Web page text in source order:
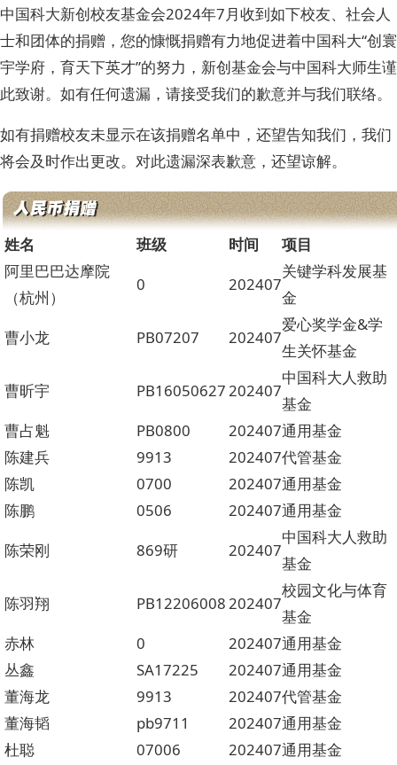
中国科大新创校友基金会2024年7月收到如下校友、社会人
士和团体的捐赠，您的慷慨捐赠有力地促进着中国科大“创寰
宇学府，育天下英才”的努力，新创基金会与中国科大师生谨
此致谢。如有任何遗漏，请接受我们的歉意并与我们联络。
如有捐赠校友未显示在该捐赠名单中，还望告知我们，我们
将会及时作出更改。对此遗漏深表歉意，还望谅解。
姓名 班级 时间
项目
阿里巴巴达摩院
（杭州）
0 202407
关键学科发展基
金
曹小龙
PB07207 202407
爱心奖学金&学
生关怀基金
曹昕宇
PB16050627202407
中国科大人救助
基金
曹占魁
PB0800 202407通用基金
陈建兵
9913 202407代管基金
陈凯
0700 202407通用基金
陈鹏
0506 202407通用基金
陈荣刚
869研 202407
中国科大人救助
基金
陈羽翔
PB12206008202407
校园文化与体育
基金
赤林
0 202407通用基金
丛鑫
SA17225 202407通用基金
董海龙
9913 202407代管基金
董海韬
pb9711 202407通用基金
杜聪
07006 202407通用基金